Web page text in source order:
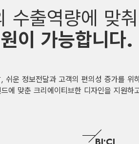
수출역량에 맞춰
이 가능합니다.
쉬운 정보전달과 고객의 편의성 증가를 위
에 맞춘 크리에이티브한 디자인을 지원하